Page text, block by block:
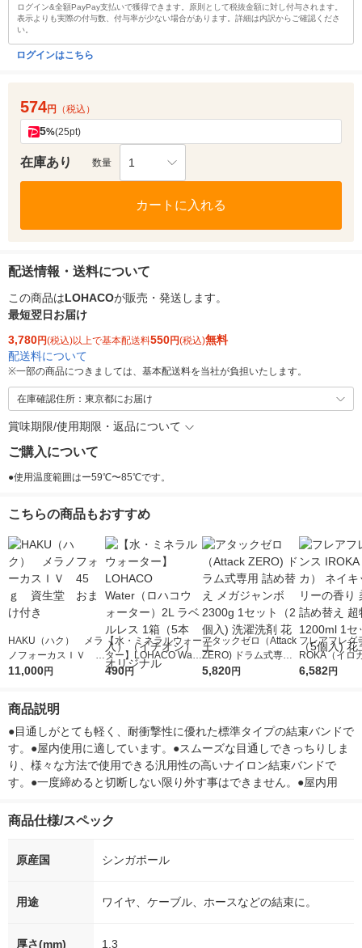
ログイン&全額PayPay支払いで獲得できます。原則として税抜金額に対し付与されます。
表示よりも実際の付与数、付与率が少ない場合があります。詳細は内訳からご確認くださ
い。
ログインはこちら
574円 （税込）
5%(25pt)
在庫あり 数量 1
カートに入れる
配送情報・送料について
この商品はLOHACOが販売・発送します。
最短翌日お届け
3,780円(税込)以上で基本配送料550円(税込)無料
配送料について
※一部の商品につきましては、基本配送料を当社が負担いたします。
在庫確認住所：東京都にお届け
賞味期限/使用期限・返品について
ご購入について
●使用温度範囲はー59℃〜85℃です。
こちらの商品もおすすめ
HAKU（ハク） メラ
ノフォーカスＩＶ 4
5ｇ 資生堂 おまけ
11,000円
【水・ミネラルウォー
ター】LOHACO Wate
r（ロハコウォータ
490円
アタックゼロ（Attack
ZERO) ドラム式専用
詰め替え メガジャン
5,820円
フレアフレグ
ROKA（イロ
イキッドリリ
6,582円
商品説明
●目通しがとても軽く、耐衝撃性に優れた標準タイプの結束バンドで
す。●屋内使用に適しています。●スムーズな目通しできっちりしま
り、様々な方法で使用できる汎用性の高いナイロン結束バンドで
す。●一度締めると切断しない限り外す事はできません。●屋内用
商品仕様/スペック
原産国 シンガポール
用途 ワイヤ、ケーブル、ホースなどの結束に。
厚さ(mm) 1.3